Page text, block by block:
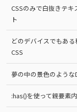
CSSのみで白抜きテ
ト
どのデバイスでもあ
CSS
夢の中の景色のよう
:has()を使って親要素